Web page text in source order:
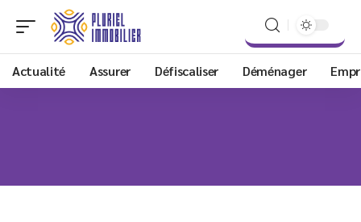
Actualité Assurer Défiscaliser Déménager